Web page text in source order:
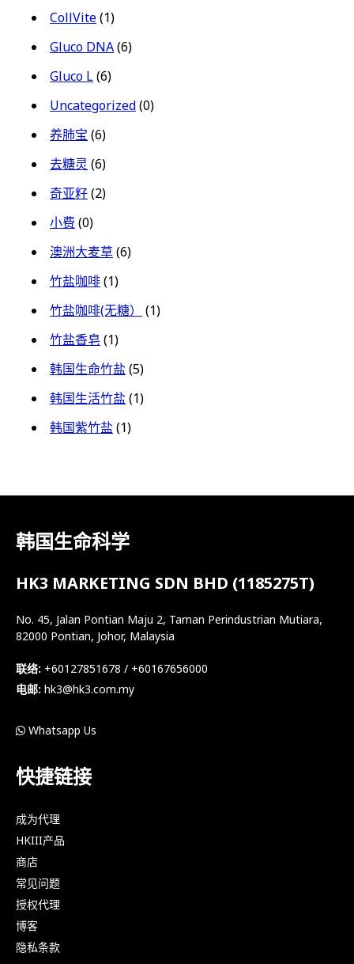
CollVite(1)
Gluco DNA(6)
Gluco L(6)
Uncategorized(0)
养肺宝 (6)
去糖灵(6)
奇亚籽(2)
小费 (0)
澳洲大麦草(6)
竹盐咖啡(1)
竹盐咖啡(无糖）
(1)
竹盐香皂 (1)
韩国生命竹盐(5)
韩国生活竹盐(1)
韩国紫竹盐(1)
韩国生命科学
HK3 MARKETING SDN BHD (1185275T)
No. 45, Jalan Pontian Maju 2, Taman Perindustrian Mutiara,
82000 Pontian, Johor, Malaysia
联络: +60127851678 / +60167656000
电邮: hk3@hk3.com.my
Whatsapp Us
快捷链接
成为代理
HKIII产品
商店
常见问题
授权代理
博客
隐私条款